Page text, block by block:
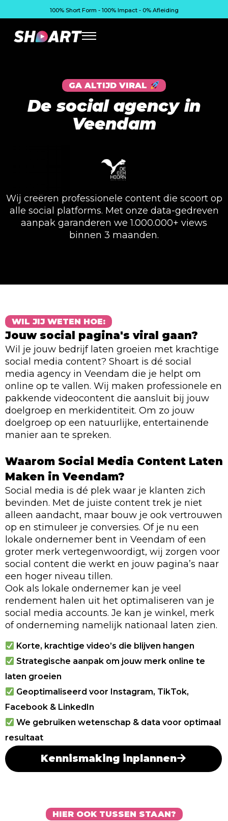
100% Short Form - 100% Impact - 0% Afleiding
GA ALTIJD VIRAL
De social agency in
Veendam
Wij creëren professionele content die scoort op
alle social platforms. Met onze data-gedreven
aanpak garanderen we 1.000.000+ views
binnen 3 maanden.
WIL JIJ WETEN HOE:
Jouw social pagina's viral gaan?
Wil je jouw bedrijf laten groeien met krachtige
social media content? Shoart is dé social
media agency in Veendam die je helpt om
online op te vallen. Wij maken professionele en
pakkende videocontent die aansluit bij jouw
doelgroep en merkidentiteit. Om zo jouw
doelgroep op een natuurlijke, entertainende
manier aan te spreken.
Waarom Social Media Content Laten
Maken in Veendam?
Social media is dé plek waar je klanten zich
bevinden. Met de juiste content trek je niet
alleen aandacht, maar bouw je ook vertrouwen
op en stimuleer je conversies. Of je nu een
lokale ondernemer bent in Veendam of een
groter merk vertegenwoordigt, wij zorgen voor
social content die werkt en jouw pagina’s naar
een hoger niveau tillen.
Ook als lokale ondernemer kan je veel
rendement halen uit het optimaliseren van je
social media accounts. Je kan je winkel, merk
of onderneming namelijk nationaal laten zien.
Korte, krachtige video’s die blijven hangen
Strategische aanpak om jouw merk online te
laten groeien
Geoptimaliseerd voor Instagram, TikTok,
Facebook & LinkedIn
We gebruiken wetenschap & data voor optimaal
resultaat
Kennismaking inplannen
HIER OOK TUSSEN STAAN?